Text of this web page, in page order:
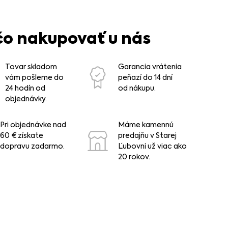
nakupovať u nás
Tovar skladom
vám pošleme do
24 hodín od
objednávky.
Garancia vrátenia
peňazí do 14 dní
od nákupu.
Pri objednávke nad
60 € získate
dopravu zadarmo.
Máme kamennú
predajňu v Starej
Ľubovni už viac ako
20 rokov.